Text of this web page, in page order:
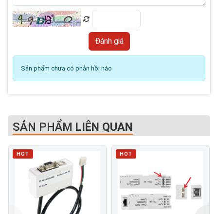
Sản phẩm chưa có phản hồi nào
SẢN PHẨM LIÊN QUAN
HOT HOT